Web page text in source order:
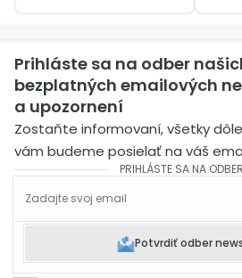
Prihláste sa na odber
bezplatných emailových
a upozornení
Zostaňte informovaní, všetky
vám budeme posielať na váš
PRIHLÁSTE SA NA
Potvrdiť odber